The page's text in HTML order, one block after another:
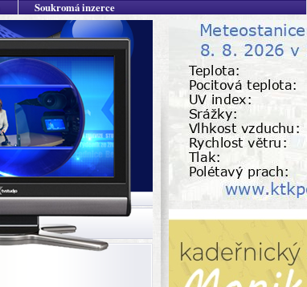
Soukromá inzerce